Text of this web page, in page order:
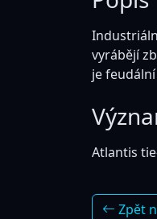
vyrábějí
je
Atlantis
Zpět